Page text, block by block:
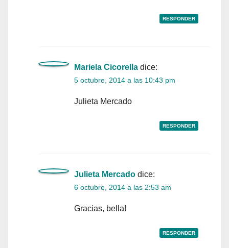
RESPONDER
Mariela Cicorella dice:
5 octubre, 2014 a las 10:43 pm
Julieta Mercado
RESPONDER
Julieta Mercado dice:
6 octubre, 2014 a las 2:53 am
Gracias, bella!
RESPONDER